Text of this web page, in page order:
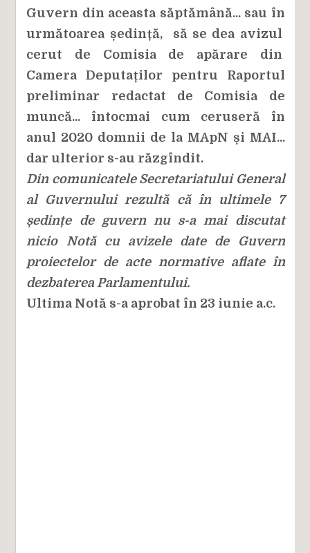
Guvern din aceasta săptămână... sau în
următoarea ședință, să se dea avizul
cerut de Comisia de apărare din
Camera Deputaților pentru Raportul
preliminar redactat de Comisia de
muncă... întocmai cum ceruseră în
anul 2020 domnii de la MApN și MAI...
dar ulterior s-au răzgîndit.
Din comunicatele Secretariatului General
al Guvernului rezultă că în ultimele 7
ședințe de guvern nu s-a mai discutat
nicio Notă cu avizele date de Guvern
proiectelor de acte normative aflate în
dezbaterea Parlamentului.
Ultima Notă s-a aprobat în 23 iunie a.c.